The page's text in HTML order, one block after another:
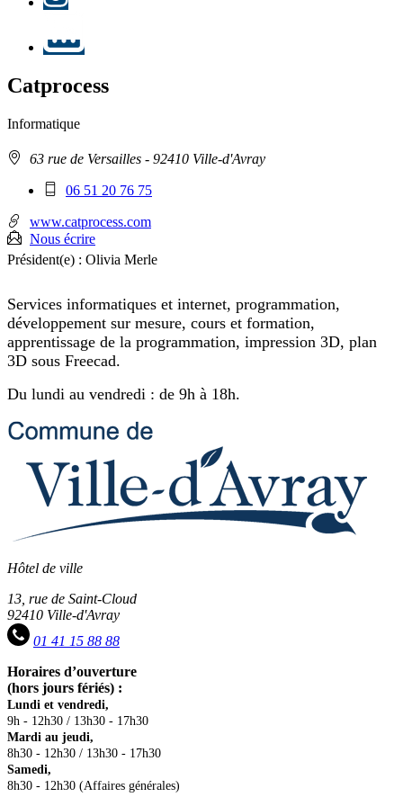
Catprocess
Informatique
Adresse63 rue de Versailles - 92410 Ville-d'Avray
Téléphone
:
06 51 20 76 75
www.catprocess.com
Nous écrire
Président(e) : Olivia Merle
Services informatiques et internet, programmation,
développement sur mesure, cours et formation,
apprentissage de la programmation, impression 3D, plan
3D sous Freecad.
Du lundi au vendredi : de 9h à 18h.
Hôtel de ville
13, rue de Saint-Cloud
92410 Ville-d'Avray
01 41 15 88 88
Horaires d’ouverture
(hors jours fériés) :
Lundi et vendredi,
9h - 12h30 / 13h30 - 17h30
Mardi au jeudi,
8h30 - 12h30 / 13h30 - 17h30
Samedi,
8h30 - 12h30 (Affaires générales)